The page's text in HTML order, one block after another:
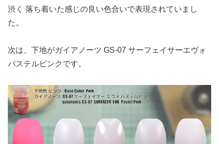
渋く 落ち着いた感じの良い色合いで表現されていまし
た。
次は、下地がガイアノーツ GS-07 サーフェイサーエヴォ
パステルピンクです。